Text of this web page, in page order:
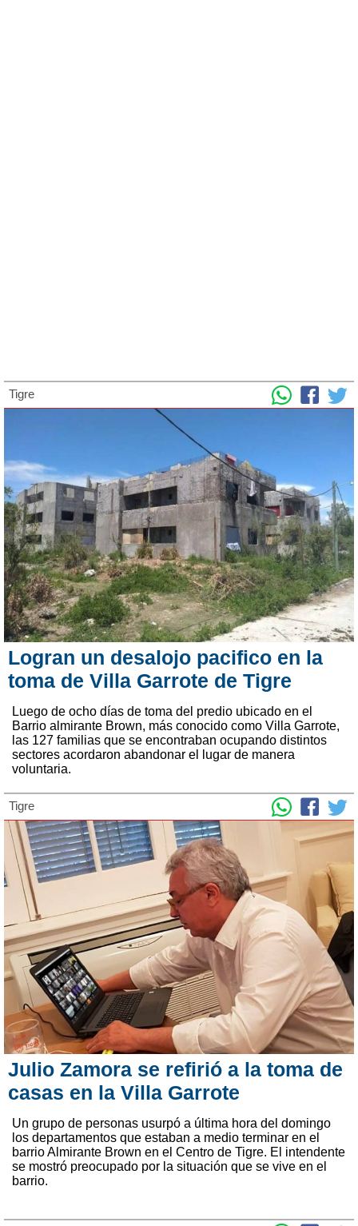
Tigre
Logran un desalojo pacifico en la
toma de Villa Garrote de Tigre
Luego de ocho días de toma del predio ubicado en el
Barrio almirante Brown, más conocido como Villa Garrote,
las 127 familias que se encontraban ocupando distintos
sectores acordaron abandonar el lugar de manera
voluntaria.
Tigre
Julio Zamora se refirió a la toma de
casas en la Villa Garrote
Un grupo de personas usurpó a última hora del domingo
los departamentos que estaban a medio terminar en el
barrio Almirante Brown en el Centro de Tigre. El intendente
se mostró preocupado por la situación que se vive en el
barrio.